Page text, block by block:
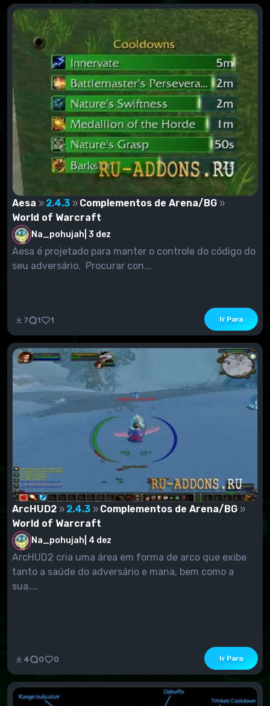
Aesa 2.4.3
Complementos de Arena/BG
World of Warcraft
Na_pohujah 3 dez
Aesa é projetado para manter o controle do código do
seu adversário. Procurar con...
7 1 1 Ir Para
ArcHUD2 2.4.3
Complementos de Arena/BG
World of Warcraft
Na_pohujah 4 dez
ArcHUD2 cria uma área em forma de arco que exibe
tanto a saúde do adversário e mana, bem como a
sua....
4 0 0 Ir Para